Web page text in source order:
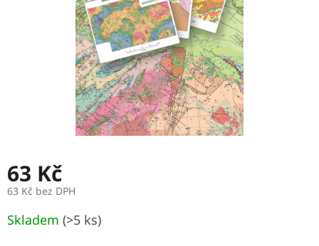
63 Kč
63 Kč bez DPH
cena:
Skladem (>5 ks)